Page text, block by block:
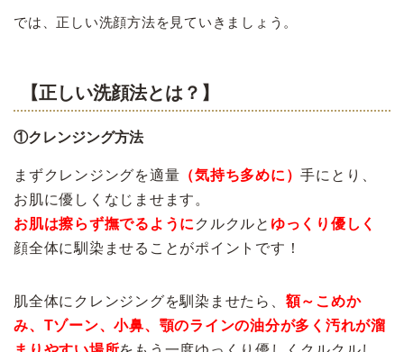
では、正しい洗顔方法を見ていきましょう。
【正しい洗顔法とは？】
①クレンジング方法
まずクレンジングを適量 （気持ち多めに）手にとり、
お肌に優しくなじませます。
お肌は擦らず撫でるように クルクルと ゆっくり優しく
顔全体に馴染ませることがポイントです！
肌全体にクレンジングを馴染ませたら、 額～こめか
み、Tゾーン、小鼻、顎のラインの油分が多く汚れが溜